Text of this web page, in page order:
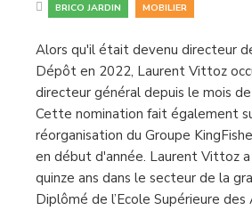
BRICO JARDIN MOBILIER
Alors qu'il était devenu directeur
Dépôt en 2022, Laurent Vittoz
directeur général depuis le mois
Cette nomination fait également
réorganisation du Groupe
en début d'année. Laurent Vittoz
quinze ans dans le secteur de la
Diplômé de l’Ecole Supérieure des